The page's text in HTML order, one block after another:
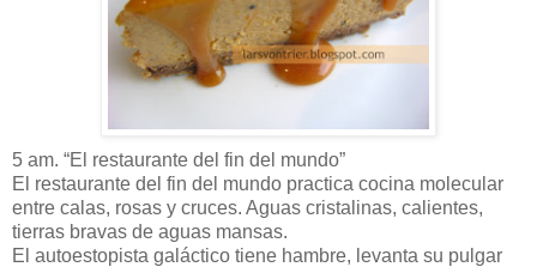
5 am. “El restaurante del fin del mundo”
El restaurante del fin del mundo practica cocina molecular
entre calas, rosas y cruces. Aguas cristalinas, calientes,
tierras bravas de aguas mansas.
El autoestopista galáctico tiene hambre, levanta su pulgar